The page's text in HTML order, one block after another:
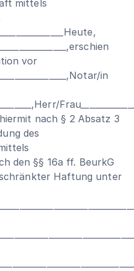
mittels
vor
in
nach § 2 Absatz 3
des
den §§ 16a ff. BeurkG
Haftung unter